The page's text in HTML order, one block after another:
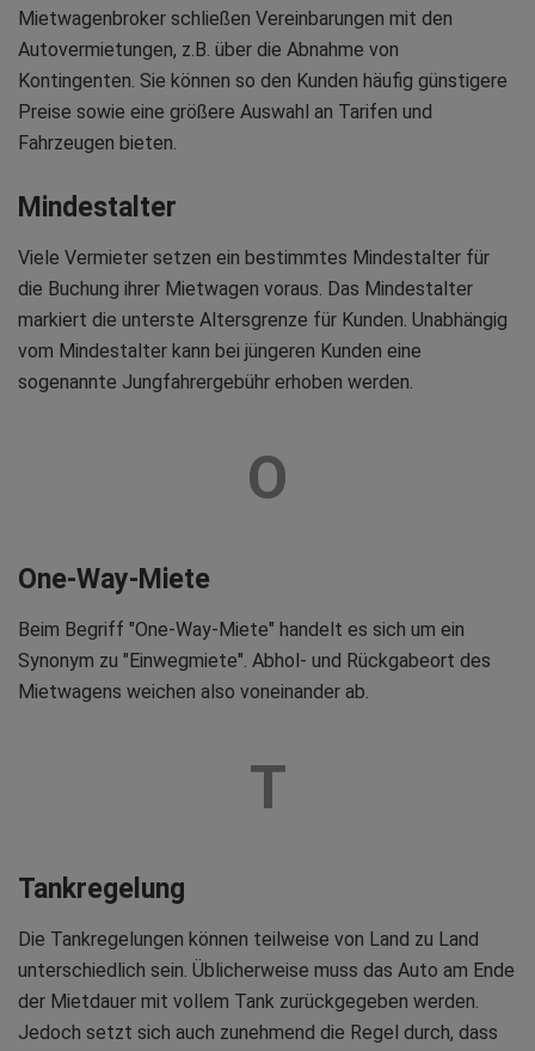
Mietwagenbroker schließen Vereinbarungen mit den
Autovermietungen, z.B. über die Abnahme von
Kontingenten. Sie können so den Kunden häufig günstigere
Preise sowie eine größere Auswahl an Tarifen und
Fahrzeugen bieten.
Mindestalter
Viele Vermieter setzen ein bestimmtes Mindestalter für
die Buchung ihrer Mietwagen voraus. Das Mindestalter
markiert die unterste Altersgrenze für Kunden. Unabhängig
vom Mindestalter kann bei jüngeren Kunden eine
sogenannte Jungfahrergebühr erhoben werden.
O
One-Way-Miete
Beim Begriff "One-Way-Miete" handelt es sich um ein
Synonym zu "Einwegmiete". Abhol- und Rückgabeort des
Mietwagens weichen also voneinander ab.
T
Tankregelung
Die Tankregelungen können teilweise von Land zu Land
unterschiedlich sein. Üblicherweise muss das Auto am Ende
der Mietdauer mit vollem Tank zurückgegeben werden.
Jedoch setzt sich auch zunehmend die Regel durch, dass